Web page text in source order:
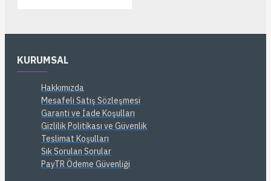
KURUMSAL
Hakkımızda
Mesafeli Satış Sözleşmesi
Garanti ve İade Koşulları
Gizlilik Politikası ve Güvenlik
Teslimat Koşulları
Sık Sorulan Sorular
PayTR Ödeme Güvenliği